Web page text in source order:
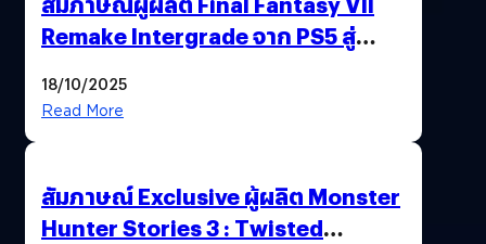
Remake Intergrade จาก PS5 สู่
18/10/2025
Read More
สัมภาษณ์ Exclusive ผู้ผลิต Monster
Hunter Stories 3 : Twisted